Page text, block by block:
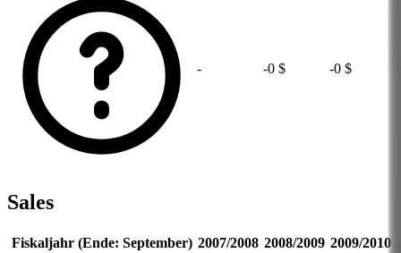
- -0 $ -0 $
Sales
Fiskaljahr (Ende: September) 2007/2008 2008/2009 2009/2010